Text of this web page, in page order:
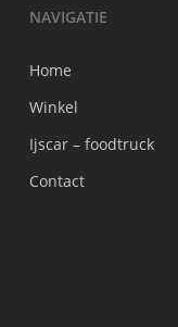
NAVIGATIE
Home
Winkel
Ijscar – foodtruck
Contact